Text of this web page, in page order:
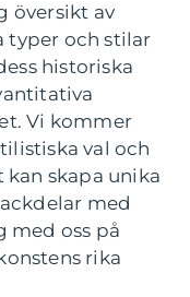
översikt av
typer och stilar
historiska
Vi kommer
val och
skapa unika
med
med oss på
rika